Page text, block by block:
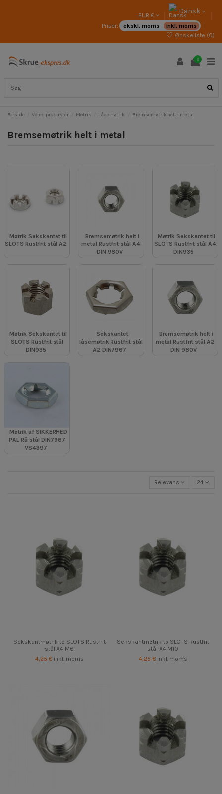
EUR € Dansk
Priser: ekskl. moms
inkl. moms
Ønskeliste (0)
0
Forside Vores produkter Møtrik Låsemøtrik Bremsemøtrik helt i metal
Bremsemøtrik helt i metal
Møtrik Sekskantet til
SLOTS Rustfrit stål A2
Bremsemøtrik helt i
metal Rustfrit stål A4
DIN 980V
Møtrik Sekskantet til
SLOTS Rustfrit stål A4
DIN935
Møtrik Sekskantet til
SLOTS Rustfrit stål
DIN935
Sekskantet
låsemøtrik Rustfrit stål
A2 DIN7967
Bremsemøtrik helt i
metal Rustfrit stål A2
DIN 980V
Møtrik af SIKKERHED
PAL Rå stål DIN7967
VS4397
Relevans 24
Sekskantmøtrik to SLOTS Rustfrit
stål A4 M6
4,25 € inkl. moms
Sekskantmøtrik to SLOTS Rustfrit
stål A4 M10
4,25 € inkl. moms